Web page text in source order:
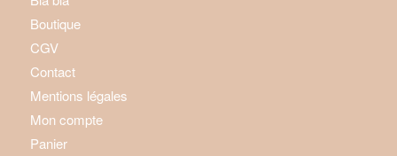
Boutique
CGV
Contact
Mentions légales
Mon compte
Panier